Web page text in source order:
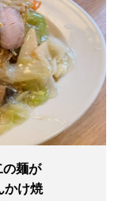
麺が
かけ焼